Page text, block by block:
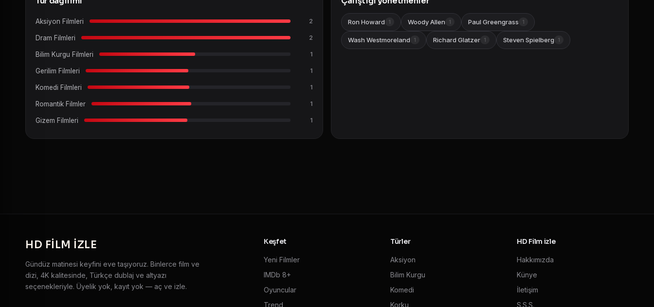
Aksiyon Filmleri 2
Dram Filmleri 2
Bilim Kurgu Filmleri 1
Gerilim Filmleri 1
Komedi Filmleri 1
Romantik Filmler 1
Gizem Filmleri 1
Ron Howard 1 Woody Allen 1 Paul Greengrass 1
Wash Westmoreland 1 Richard Glatzer 1 Steven Spielberg 1
HD FILM IZLE
Gündüz matinesi keyfini eve taşıyoruz. Binlerce film ve
dizi, 4K kalitesinde, Türkçe dublaj ve altyazı
seçenekleriyle. Üyelik yok, kayıt yok — aç ve izle.
Keşfet
Yeni Filmler
IMDb 8+
Oyuncular
Trend
Türler
Aksiyon
Bilim Kurgu
Komedi
Korku
HD Film izle
Hakkımızda
Künye
İletişim
S.S.S.